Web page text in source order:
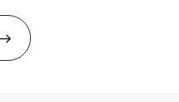
Busi­ness